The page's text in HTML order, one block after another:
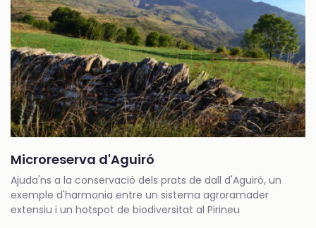
Microreserva d'Aguiró
Ajuda'ns a la conservació dels prats de dall d'Aguiró, un
exemple d'harmonia entre un sistema agroramader
extensiu i un hotspot de biodiversitat al Pirineu